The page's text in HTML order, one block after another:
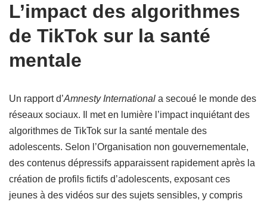
L’impact des algorithmes
de TikTok sur la santé
mentale
Un rapport d’Amnesty International a secoué le monde des
réseaux sociaux. Il met en lumière l’impact inquiétant des
algorithmes de TikTok sur la santé mentale des
adolescents. Selon l’Organisation non gouvernementale,
des contenus dépressifs apparaissent rapidement après la
création de profils fictifs d’adolescents, exposant ces
jeunes à des vidéos sur des sujets sensibles, y compris